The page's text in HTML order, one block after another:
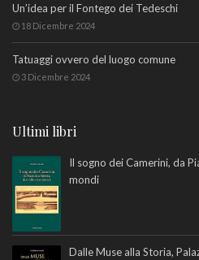
Un’idea per il Fontego dei Tedeschi
18 Dicembre 2024
Tatuaggi ovvero del luogo comune
3 Dicembre 2024
Ultimi libri
Il sogno dei Camerini, da
mondi
Dalle Muse alla Storia,